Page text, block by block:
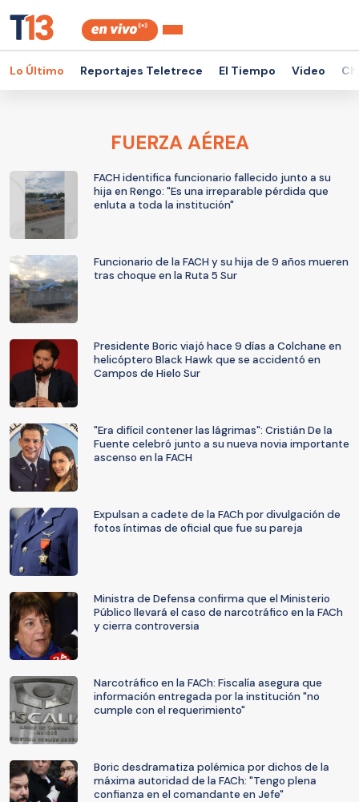
Lo Último Reportajes Teletrece El Tiempo Video
FUERZA AÉREA
FACH identifica funcionario fallecido junto a su
hija en Rengo: "Es una irreparable pérdida que
enluta a toda la institución"
Funcionario de la FACH y su hija de 9 años mueren
tras choque en la Ruta 5 Sur
Presidente Boric viajó hace 9 días a Colchane en
helicóptero Black Hawk que se accidentó en
Campos de Hielo Sur
"Era difícil contener las lágrimas": Cristián De la
Fuente celebró junto a su nueva novia importante
ascenso en la FACH
Expulsan a cadete de la FACh por divulgación de
fotos íntimas de oficial que fue su pareja
Ministra de Defensa confirma que el Ministerio
Público llevará el caso de narcotráfico en la FACh
y cierra controversia
Narcotráfico en la FACh: Fiscalía asegura que
información entregada por la institución "no
cumple con el requerimiento"
Boric desdramatiza polémica por dichos de la
máxima autoridad de la FACh: "Tengo plena
confianza en el comandante en Jefe"